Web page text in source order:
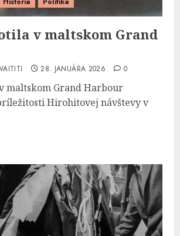
v maltskom Grand
28. JANUÁRA 2026 0
maltskom Grand Harbour
Hirohitovej návštevy v